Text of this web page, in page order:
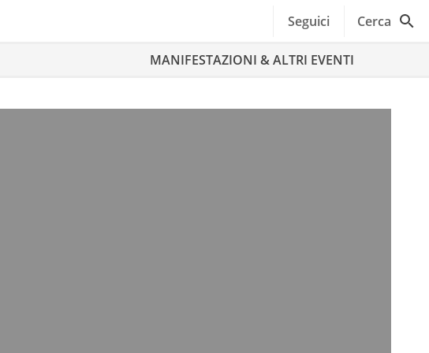
Seguici Cerca
MANIFESTAZIONI & ALTRI EVENTI